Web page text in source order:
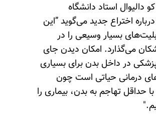
دالیوال استاد دانشگاه
اختراع جدید می‌گوید ”این
بسیار وسیعی را در
می‌گذارد. امکان دیدن جای
پزشکی در داخل بدن برای بسیاری
درمانی حیاتی است چون
حداقل تهاجم به بدن، بیماری را